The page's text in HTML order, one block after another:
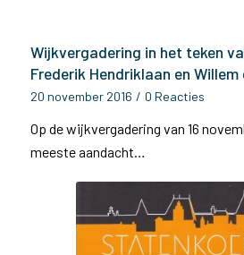
Wijkvergadering in het teken
Frederik Hendriklaan en
20 november 2016 / 0 Reacties
Op de wijkvergadering van 16
meeste aandacht…